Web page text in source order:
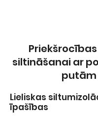
siltināšanai ar
putām
Lieliskas
īpašības